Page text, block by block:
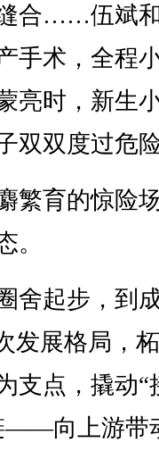
合……伍斌
手术，全程
亮时，新生
双双度过危
育的惊险
。
起步，到
发展格局，
支点，撬动“
——向上游带